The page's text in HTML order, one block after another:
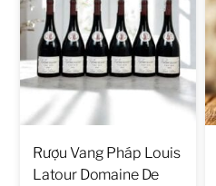
Rượu Vang Pháp Louis
Latour Domaine De